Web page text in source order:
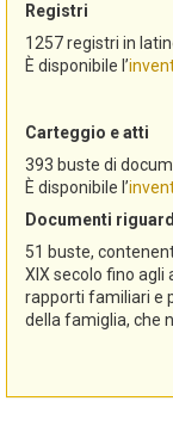
Registri
1257 registri in
È disponibile l’
Carteggio e atti
393 buste di
È disponibile l’
Documenti
51 buste,
XIX secolo fino agli
rapporti familiari e
della famiglia, che